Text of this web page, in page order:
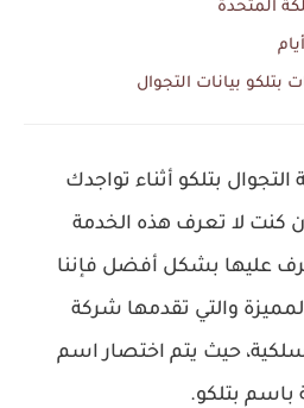
المتحدة
بيانات التجوال
بتلكو أثناء تواجدك
كنت لا تعرف هذه الخدمة
عليها بشكل أفضل فإننا
والتي تقدمها شركة
حيث يتم اختصار اسم
باسم بتلكو.